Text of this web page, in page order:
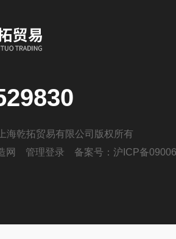
海乾拓贸易有限公司版权所有
网 管理登录 备案号： 沪ICP备